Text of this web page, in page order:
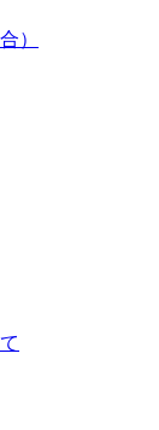
）